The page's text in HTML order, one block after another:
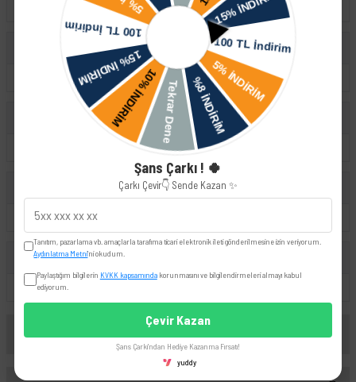
Toledo Leon
Volkswagen
Passat
Skoda
Superb
1K0505279A
Yorumlar
Şans Çarkı ! 🍀
Çarkı Çevir👇 Sende Kazan ✨
Tanıtım, pazarlama vb. amaçlarla tarafıma ticari elektronik ileti gönderilmesine izin veriyorum.
Aydınlatma Metni'ni okudum.
Paylaştığım bilgilerin KVKK kapsamındakorunmasını ve bilgilendirmeleri almayı kabul
ediyorum.
Çevir Kazan
Şans Çarkı'ndan Hediye Kazanma Fırsatı!
yuddy